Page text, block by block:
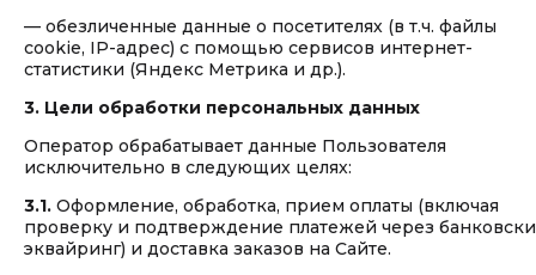
— обезличенные данные о посетителях (в т.ч. файлы
cookie, IP-адрес) с помощью сервисов интернет-
статистики (Яндекс Метрика и др.).
3. Цели обработки персональных данных
Оператор обрабатывает данные Пользователя
исключительно в следующих целях:
3.1. Оформление, обработка, прием оплаты (включая
проверку и подтверждение платежей через
эквайринг) и доставка заказов на Сайте.